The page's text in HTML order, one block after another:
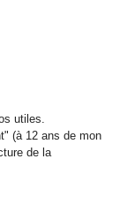
utiles.
(à 12 ans de mon
de la